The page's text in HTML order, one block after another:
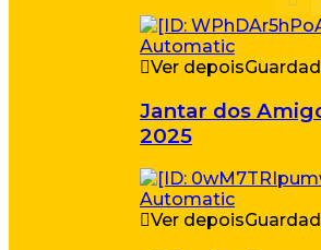
Ver depois
Jantar dos
2025
Ver depois